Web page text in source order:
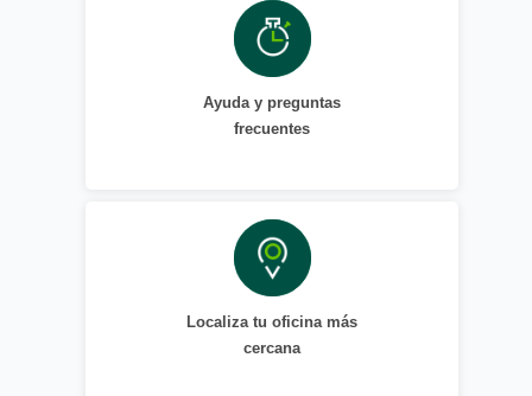
Ayuda y preguntas
frecuentes
Localiza tu oficina más
cercana